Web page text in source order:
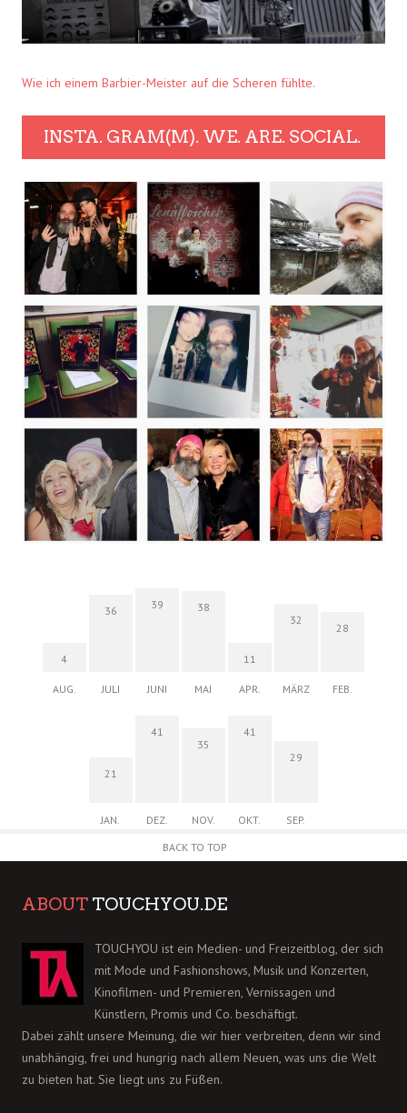
Wie ich einem Barbier-Meister auf die Scheren fühlte.
INSTA. GRAM(M). WE. ARE. SOCIAL.
4
AUG.
36
JULI
39
JUNI
38
MAI
11
APR.
32
MÄRZ
28
FEB.
21
JAN.
41
DEZ.
35
NOV.
41
OKT.
29
SEP.
BACK TO TOP
ABOUT TOUCHYOU.DE
TOUCHYOU ist ein Medien- und Freizeitblog, der sich
mit Mode und Fashionshows, Musik und Konzerten,
Kinofilmen- und Premieren, Vernissagen und
Künstlern, Promis und Co. beschäftigt.
Dabei zählt unsere Meinung, die wir hier verbreiten, denn wir sind
unabhängig, frei und hungrig nach allem Neuen, was uns die Welt
zu bieten hat. Sie liegt uns zu Füßen.